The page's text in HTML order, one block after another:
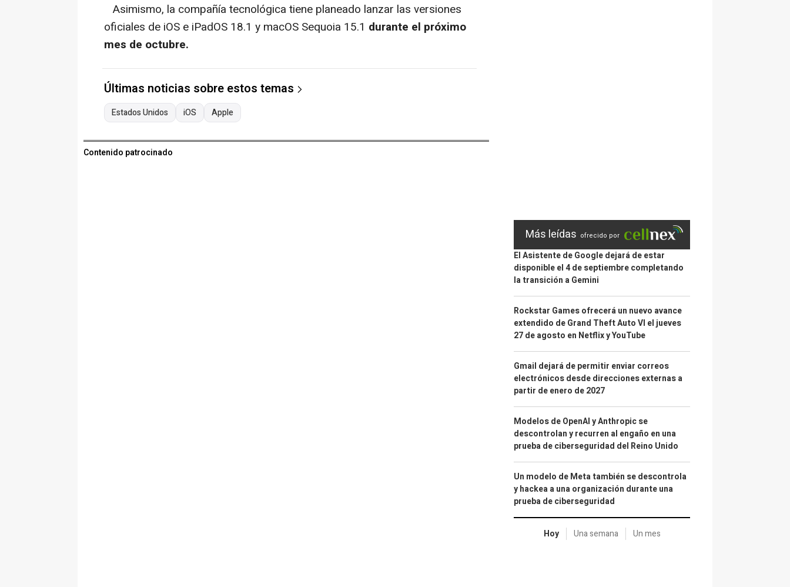
Asimismo, la compañía tecnológica tiene planeado lanzar las versiones
oficiales de iOS e iPadOS 18.1 y macOS Sequoia 15.1 durante el próximo
mes de octubre.
Últimas noticias sobre estos temas
Estados Unidos iOS Apple
Contenido patrocinado
Más leídas ofrecido por
El Asistente de Google dejará de estar
disponible el 4 de septiembre completando
la transición a Gemini
Rockstar Games ofrecerá un nuevo avance
extendido de Grand Theft Auto VI el jueves
27 de agosto en Netflix y YouTube
Gmail dejará de permitir enviar correos
electrónicos desde direcciones externas a
partir de enero de 2027
Modelos de OpenAI y Anthropic se
descontrolan y recurren al engaño en una
prueba de ciberseguridad del Reino Unido
Un modelo de Meta también se descontrola
y hackea a una organización durante una
prueba de ciberseguridad
Hoy Una semana Un mes